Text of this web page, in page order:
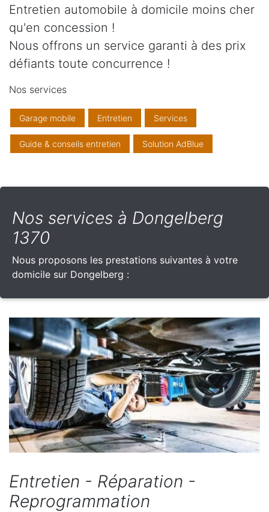
Entretien automobile à domicile moins cher
qu'en concession !
Nous offrons un service garanti à des prix
défiants toute concurrence !
Nos services
Garage mobile Entretien Services
Guide & conseils entretien Solution AdBlue
Nos services à Dongelberg
1370
Nous proposons les prestations suivantes à votre
domicile sur Dongelberg :
Entretien - Réparation -
Reprogrammation